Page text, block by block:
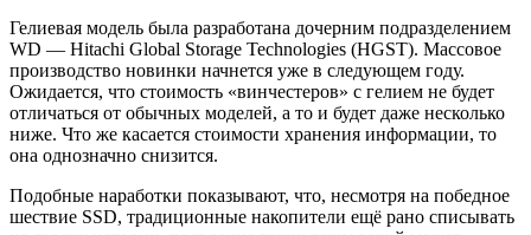
Гелиевая модель была разработана дочерним подразделением
WD — Hitachi Global Storage Technologies (HGST). Массовое
производство новинки начнется уже в следующем году.
Ожидается, что стоимость «винчестеров» с гелием не будет
отличаться от обычных моделей, а то и будет даже несколько
ниже. Что же касается стоимости хранения информации, то
она однозначно снизится.
Подобные наработки показывают, что, несмотря на победное
шествие SSD, традиционные накопители ещё рано списывать